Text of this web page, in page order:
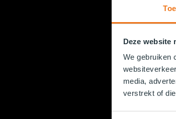
Deze website
We gebruiken
media,
verstrekt of